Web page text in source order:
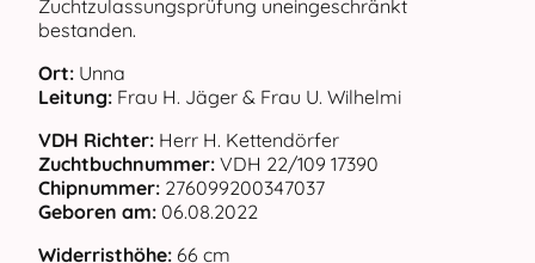
Zuchtzulassungsprüfung uneingeschränkt
bestanden.
Ort: Unna
Leitung: Frau H. Jäger & Frau U. Wilhelmi
VDH Richter: Herr H. Kettendörfer
Zuchtbuchnummer: VDH 22/109 17390
Chipnummer: 276099200347037
Geboren am: 06.08.2022
Widerristhöhe: 66 cm